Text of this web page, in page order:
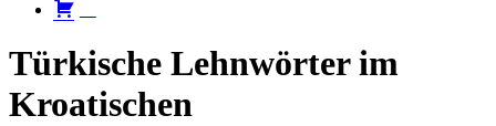
Türkische Lehnwörter im
Kroatischen